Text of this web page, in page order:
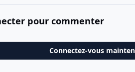
pour commenter
Connectez-vous